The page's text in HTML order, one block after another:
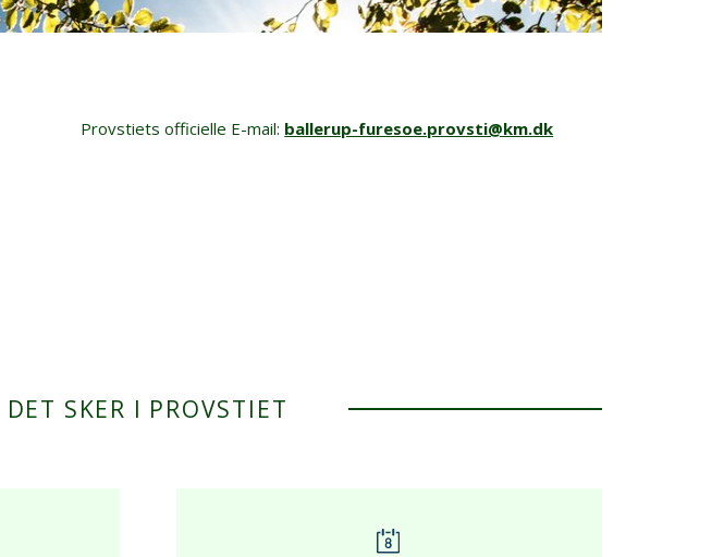
Provstiets officielle E-mail: ballerup-furesoe.provsti@km.dk
DET SKER I PROVSTIET